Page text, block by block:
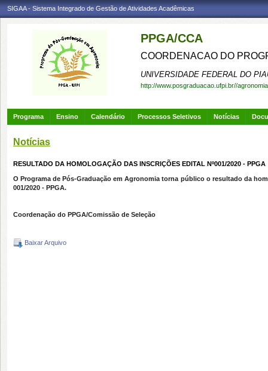
SIGAA - Sistema Integrado de Gestão de Atividades Acadêmicas
PPGA/CCA
COORDENACAO DO
UNIVERSIDADE FEDERAL DO
http://www.posgraduacao.ufpi.br//agronomia
Programa Ensino Calendário Processos Seletivos Notícias
Notícias
RESULTADO DA HOMOLOGAÇÃO DAS INSCRIÇÕES EDITAL Nº001/2020 - PPGA
O Programa de Pós-Graduação em Agronomia torna público o resultado da
001/2020 - PPGA.
Coordenação do PPGA/Comissão de Seleção
Baixar Arquivo